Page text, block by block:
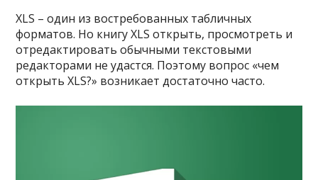
XLS – один из востребованных табличных
форматов. Но книгу XLS открыть, просмотреть и
отредактировать обычными текстовыми
редакторами не удастся. Поэтому вопрос «чем
открыть XLS?» возникает достаточно часто.